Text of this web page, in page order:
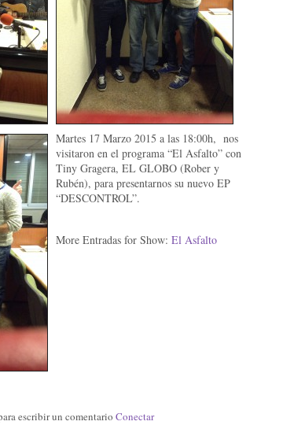
Martes 17 Marzo 2015 a las 18:00h, nos
visitaron en el programa “El Asfalto” con
Tiny Gragera, EL GLOBO (Rober y
Rubén), para presentarnos su nuevo EP
“DESCONTROL”.
More Entradas for Show: El Asfalto
escribir un comentario Conectar